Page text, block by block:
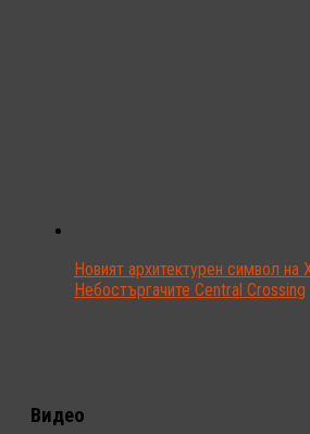
Новият архитектурен символ на
Небостъргачите Central Crossing
Видео